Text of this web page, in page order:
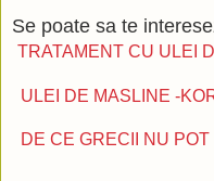
Se poate sa te
TRATAMENT CU ULEI
ULEI DE MASLINE -
DE CE GRECII NU POT